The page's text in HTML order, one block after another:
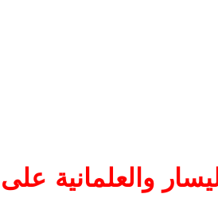
والعلمانية على